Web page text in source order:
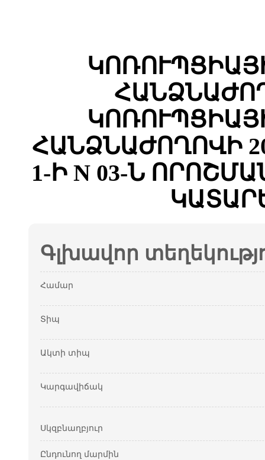
ՀԱՆՁՆԱԺՈՂՈՎԻ
1-Ի N 03-Ն
Գլխավոր
Համար
Տիպ
Ակտի տիպ
Կարգավիճակ
Սկզբնաղբյուր
Ընդունող մարմին